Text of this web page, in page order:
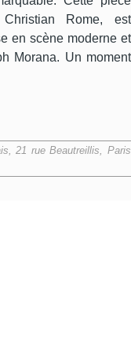
Rome, est
en scène moderne et
Morana. Un moment
21 rue Beautreillis, Paris